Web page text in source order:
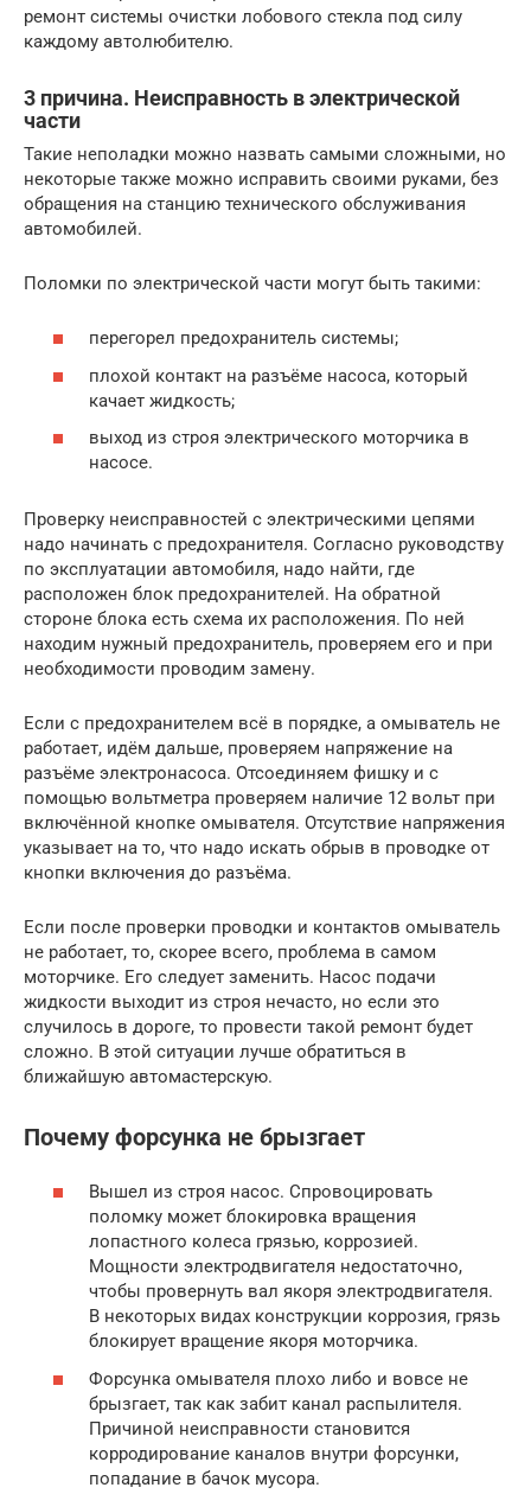
ремонт системы очистки лобового стекла под силу
каждому автолюбителю.
3 причина. Неисправность в электрической
части
Такие неполадки можно назвать самыми сложными, но
некоторые также можно исправить своими руками, без
обращения на станцию технического обслуживания
автомобилей.
Поломки по электрической части могут быть такими:
перегорел предохранитель системы;
плохой контакт на разъёме насоса, который
качает жидкость;
выход из строя электрического моторчика в
насосе.
Проверку неисправностей с электрическими цепями
надо начинать с предохранителя. Согласно руководству
по эксплуатации автомобиля, надо найти, где
расположен блок предохранителей. На обратной
стороне блока есть схема их расположения. По ней
находим нужный предохранитель, проверяем его и при
необходимости проводим замену.
Если с предохранителем всё в порядке, а омыватель не
работает, идём дальше, проверяем напряжение на
разъёме электронасоса. Отсоединяем фишку и с
помощью вольтметра проверяем наличие 12 вольт при
включённой кнопке омывателя. Отсутствие напряжения
указывает на то, что надо искать обрыв в проводке от
кнопки включения до разъёма.
Если после проверки проводки и контактов омыватель
не работает, то, скорее всего, проблема в самом
моторчике. Его следует заменить. Насос подачи
жидкости выходит из строя нечасто, но если это
случилось в дороге, то провести такой ремонт будет
сложно. В этой ситуации лучше обратиться в
ближайшую автомастерскую.
Почему форсунка не брызгает
Вышел из строя насос. Спровоцировать
поломку может блокировка вращения
лопастного колеса грязью, коррозией.
Мощности электродвигателя недостаточно,
чтобы провернуть вал якоря электродвигателя.
В некоторых видах конструкции коррозия, грязь
блокирует вращение якоря моторчика.
Форсунка омывателя плохо либо и вовсе не
брызгает, так как забит канал распылителя.
Причиной неисправности становится
корродирование каналов внутри форсунки,
попадание в бачок мусора.